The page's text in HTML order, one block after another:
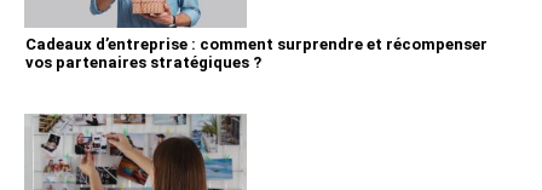
Cadeaux d’entreprise : comment surprendre et récompenser
vos partenaires stratégiques ?